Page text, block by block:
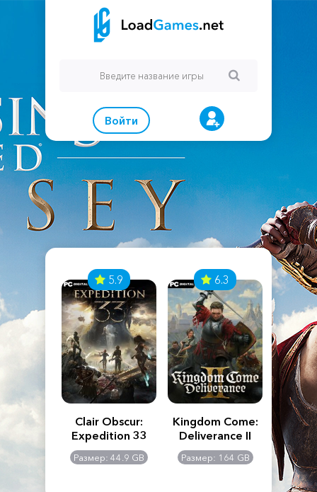
Войти
Creed
5.9
Clair Obscur:
Expedition 33
Размер: 44.9 GB
6.3
Kingdom Come:
Deliverance II
Размер: 164 GB
The